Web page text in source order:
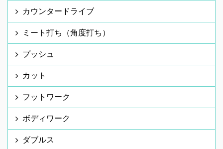
カウンタードライブ
ミート打ち（角度打ち）
プッシュ
カット
フットワーク
ボディワーク
ダブルス